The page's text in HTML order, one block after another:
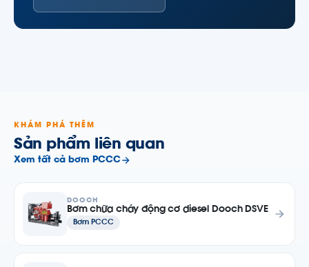
KHÁM PHÁ THÊM
Sản phẩm liên quan
Xem tất cả bơm PCCC
DOOCH
Bơm chữa cháy động cơ diesel Dooch DSVE
Bơm PCCC